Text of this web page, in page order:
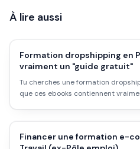
À lire aussi
Formation dropshipping en
vraiment un "guide gratuit"
Tu cherches une formation
que ces ebooks contiennent
Financer une formation e-